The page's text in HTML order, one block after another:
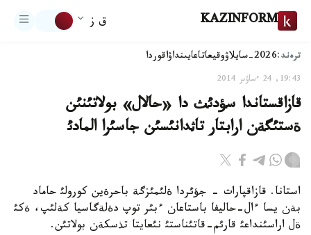
KAZINFORM ق ز
ترەند:2026-سايلاۋ وقيعاتاعايىنداۋاقوردا
19:43, 24 ءساۋىر 2014
قازاقستاندا سؤدئث دا «حالال» بولاتئنئن
ةستئگةن ارابتار تاثدانئسئن جاسئرا المادئ
استانا. قازاقپارات - جؤئردا ةلئمئزگة باحرةين كورولئ حاماد
بةن يسا ءال-حاليفا باستاعان ءبئر توپ دةلةگاسيا كةلئپ، ةكئ
ةل اراسئنداعئ قارئم-قاتئناستئ نئعايتا تذسكةن بولاتئن.